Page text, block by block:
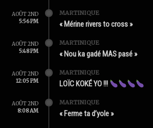
AOÛT 2ND
5:56 PM
MARTINIQUE
« Mérine rivers to cross »
AOÛT 2ND
5:48 PM
MARTINIQUE
« Nou ka gadé MAS pasé »
AOÛT 2ND
12:05 PM
MARTINIQUE
LOÏC KOKÉ YO !!!
AOÛT 2ND
8:08 AM
MARTINIQUE
« Ferme ta d’yole »